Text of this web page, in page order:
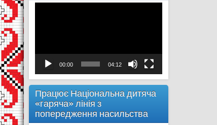
00:00 04:12
Працює Національна дитяча
«гаряча» лінія з
попередження насильства